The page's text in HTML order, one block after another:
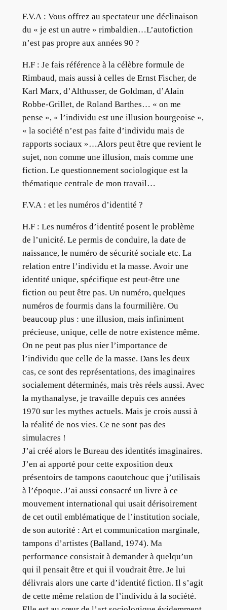
F.V.A : Vous offrez au spectateur une déclinaison
du « je est un autre » rimbaldien…L’autofiction
n’est pas propre aux années 90 ?
H.F : Je fais référence à la célèbre formule de
Rimbaud, mais aussi à celles de Ernst Fischer, de
Karl Marx, d’Althusser, de Goldman, d’Alain
Robbe-Grillet, de Roland Barthes… « on me
pense », « l’individu est une illusion bourgeoise »,
« la société n’est pas faite d’individu mais de
rapports sociaux »…Alors peut être que revient le
sujet, non comme une illusion, mais comme une
fiction. Le questionnement sociologique est la
thématique centrale de mon travail…
F.V.A : et les numéros d’identité ?
H.F : Les numéros d’identité posent le problème
de l’unicité. Le permis de conduire, la date de
naissance, le numéro de sécurité sociale etc. La
relation entre l’individu et la masse. Avoir une
identité unique, spécifique est peut-être une
fiction ou peut être pas. Un numéro, quelques
numéros de fourmis dans la fourmilière. Ou
beaucoup plus : une illusion, mais infiniment
précieuse, unique, celle de notre existence même.
On ne peut pas plus nier l’importance de
l’individu que celle de la masse. Dans les deux
cas, ce sont des représentations, des imaginaires
socialement déterminés, mais très réels aussi. Avec
la mythanalyse, je travaille depuis ces années
1970 sur les mythes actuels. Mais je crois aussi à
la réalité de nos vies. Ce ne sont pas des
simulacres !
J’ai créé alors le Bureau des identités imaginaires.
J’en ai apporté pour cette exposition deux
présentoirs de tampons caoutchouc que j’utilisais
à l’époque. J’ai aussi consacré un livre à ce
mouvement international qui usait dérisoirement
de cet outil emblématique de l’institution sociale,
de son autorité : Art et communication marginale,
tampons d’artistes (Balland, 1974). Ma
performance consistait à demander à quelqu’un
qui il pensait être et qui il voudrait être. Je lui
délivrais alors une carte d’identité fiction. Il s’agit
de cette même relation de l’individu à la société.